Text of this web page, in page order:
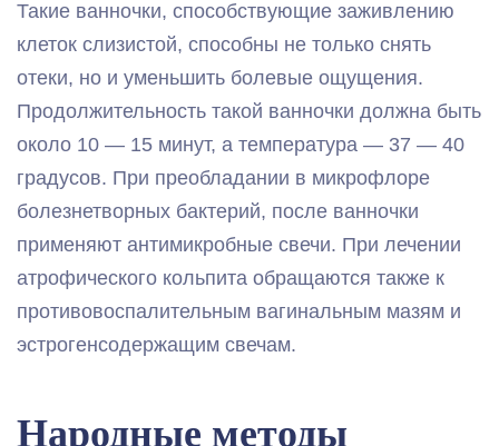
Такие ванночки, способствующие заживлению
клеток слизистой, способны не только снять
отеки, но и уменьшить болевые ощущения.
Продолжительность такой ванночки должна быть
около 10 — 15 минут, а температура — 37 — 40
градусов. При преобладании в микрофлоре
болезнетворных бактерий, после ванночки
применяют антимикробные свечи. При лечении
атрофического кольпита обращаются также к
противовоспалительным вагинальным мазям и
эстрогенсодержащим свечам.
Народные методы